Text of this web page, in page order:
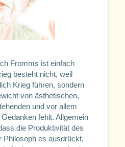
Fromms ist einfach
besteht nicht, weil
Krieg führen, sondern
von ästhetischen,
und vor allem
fehlt. Allgemein
die Produktivität des
Philosoph es ausdrückt,